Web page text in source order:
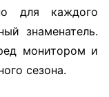
для каждого
знаменатель.
монитором и
сезона.